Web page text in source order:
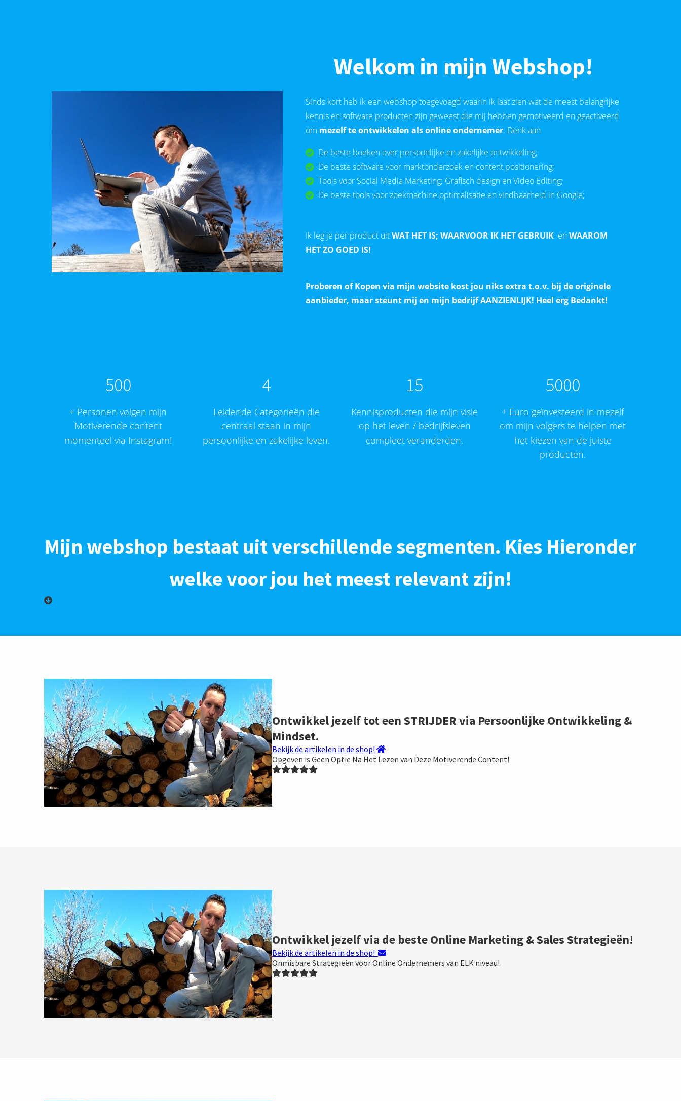
Welkom in mijn Webshop!
Sinds kort heb ik een webshop toegevoegd waarin ik laat zien wat de meest belangrijke
kennis en software producten zijn geweest die mij hebben gemotiveerd en geactiveerd
om mezelf te ontwikkelen als online ondernemer. Denk aan
De beste boeken over persoonlijke en zakelijke ontwikkeling;
De beste software voor marktonderzoek en content positionering;
Tools voor Social Media Marketing; Grafisch design en Video Editing;
De beste tools voor zoekmachine optimalisatie en vindbaarheid in Google;
Ik leg je per product uitWAT HET IS; WAARVOOR IK HET GEBRUIK enWAAROM
HET ZO GOED IS!
Proberen of Kopen via mijn website kost jou niks extra t.o.v. bij de originele
aanbieder, maar steunt mij en mijn bedrijf AANZIENLIJK! Heel erg Bedankt!
500
+ Personen volgen mijn
Motiverende content
momenteel via Instagram!
4
Leidende Categorieën die
centraal staan in mijn
persoonlijke en zakelijke leven.
15
Kennisproducten die mijn visie
op het leven / bedrijfsleven
compleet veranderden.
5000
+ Euro geïnvesteerd in mezelf
om mijn volgers te helpen met
het kiezen van de juiste
producten.
Mijn webshop bestaat uit verschillende segmenten. Kies Hieronder
welke voor jou het meest relevant zijn!
Ontwikkel jezelf tot een STRIJDER via Persoonlijke Ontwikkeling &
Mindset.
Bekijk de artikelen in de shop!
Opgeven is Geen Optie Na Het Lezen van Deze Motiverende Content!
Ontwikkel jezelf via de beste Online Marketing & Sales Strategieën!
Bekijk de artikelen in de shop!
Onmisbare Strategieën voor Online Ondernemers van ELK niveau!